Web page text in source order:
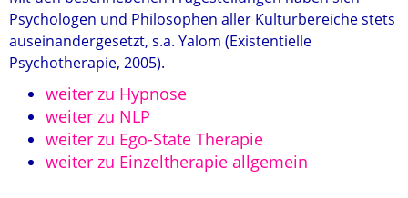
Psychologen und Philosophen aller Kulturbereiche stets
auseinandergesetzt, s.a. Yalom (Existentielle
Psychotherapie, 2005).
weiter zu Hypnose
weiter zu NLP
weiter zu Ego-State Therapie
weiter zu Einzeltherapie allgemein